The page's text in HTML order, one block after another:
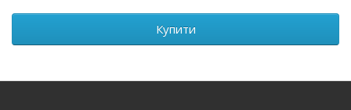
Купити